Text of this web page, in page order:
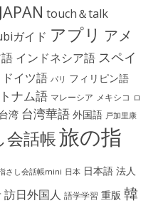
JAPAN touch＆talk
ガイド アプリ アメ
インドネシア語 スペイ
ドイツ語 パリ フィリピン語
ナム語 マレーシア メキシコ ロ
台湾 台湾華語 外国語 戸加里康
会話帳旅の指
さし会話帳mini 日本 日本語 法人
訪日外国人 語学学習 重版 韓